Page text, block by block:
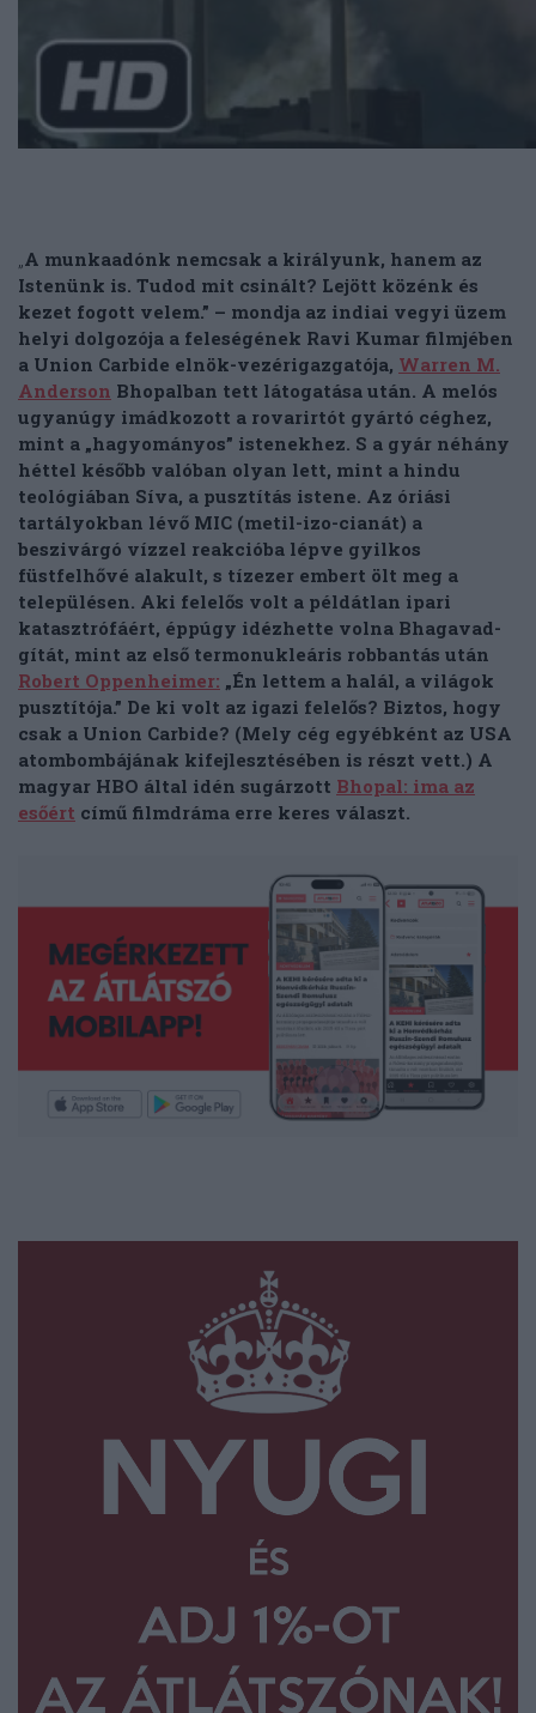
„A munkaadónk nemcsak a királyunk, hanem az
Istenünk is. Tudod mit csinált? Lejött közénk és
kezet fogott velem.” – mondja az indiai vegyi üzem
helyi dolgozója a feleségének Ravi Kumar filmjében
a Union Carbide elnök-vezérigazgatója, Warren M.
Anderson Bhopalban tett látogatása után. A melós
ugyanúgy imádkozott a rovarirtót gyártó céghez,
mint a „hagyományos” istenekhez. S a gyár néhány
héttel később valóban olyan lett, mint a hindu
teológiában Síva, a pusztítás istene. Az óriási
tartályokban lévő MIC (metil-izo-cianát) a
beszivárgó vízzel reakcióba lépve gyilkos
füstfelhővé alakult, s tízezer embert ölt meg a
településen. Aki felelős volt a példátlan ipari
katasztrófáért, éppúgy idézhette volna Bhagavad-
gítát, mint az első termonukleáris robbantás után
Robert Oppenheimer: „Én lettem a halál, a világok
pusztítója.” De ki volt az igazi felelős? Biztos, hogy
csak a Union Carbide? (Mely cég egyébként az USA
atombombájának kifejlesztésében is részt vett.) A
magyar HBO által idén sugárzott Bhopal: ima az
esőért című filmdráma erre keres választ.